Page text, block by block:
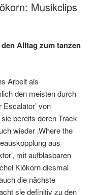
Musikclips
Alltag zum tanzen
Arbeit als
den meisten durch
Escalator’ von
bereits deren Track
wieder ‚Where the
aus
mit aufblasbaren
Klökorn diesmal
die nächste
sie definitiv zu den